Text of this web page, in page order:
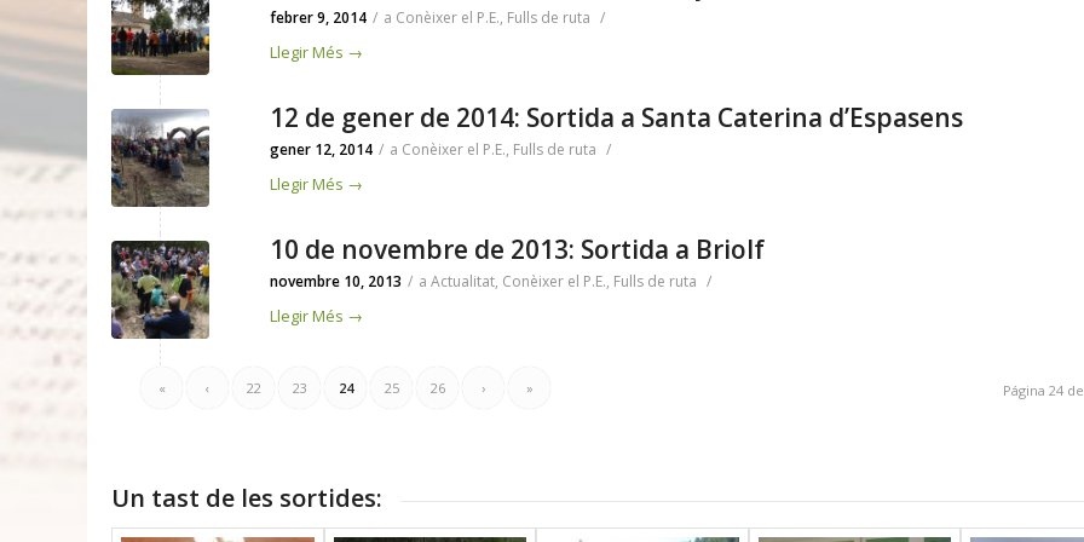
febrer 9, 2014 / a Conèixer el P.E., Fulls de ruta /
Llegir Més →
12 de gener de 2014: Sortida a Santa Caterina d’Espasens
gener 12, 2014 / a Conèixer el P.E., Fulls de ruta /
Llegir Més →
10 de novembre de 2013: Sortida a Briolf
novembre 10, 2013 / a Actualitat, Conèixer el P.E., Fulls de ruta /
Llegir Més →
Página 24
« ‹ 22 23 24 25 26 › »
Un tast de les sortides: